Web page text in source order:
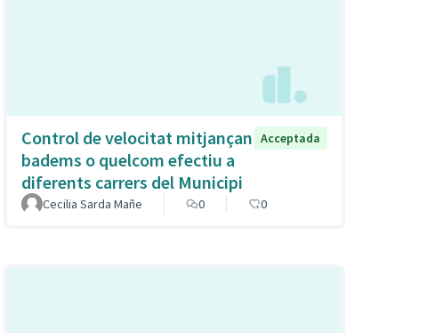
Control de velocitat mitjançan
badems o quelcom efectiu a
diferents carrers del Municipi
Acceptada
Cecilia Sarda Mañe 0 0